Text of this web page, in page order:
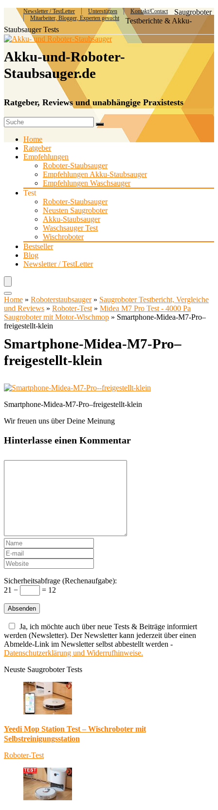
Newsletter / TestLetter Unterstützen
Kontakt/Contact
Mitarbeiter, Blogger, Experten gesucht
Saugroboter
Testberichte & Akku-
Staubsauger Tests
Akku-und-Roboter-
Staubsauger.de
Ratgeber, Reviews und unabhängige Praxistests
Home
Ratgeber
Empfehlungen
Roboter-Staubsauger
Empfehlungen Akku-Staubsauger
Empfehlungen Waschsauger
Test
Roboter-Staubsauger
Neusten Saugroboter
Akku-Staubsauger
Waschsauger Test
Wischroboter
Bestseller
Blog
Newsletter / TestLetter
Home » Roboterstaubsauger» Saugroboter Testbericht, Vergleiche
und Reviews » Roboter-Test » Midea M7 Pro Test - 4000 Pa
Saugroboter mit Motor-Wischmop » Smartphone-Midea-M7-Pro–
freigestellt-klein
Smartphone-Midea-M7-Pro–
freigestellt-klein
Smartphone-Midea-M7-Pro–freigestellt-klein
Wir freuen uns über Deine Meinung
Hinterlasse einen Kommentar
Sicherheitsabfrage (Rechenaufgabe):
21 −
= 12
Ja, ich möchte auch über neue Tests & Beiträge informiert
werden (Newsletter). Der Newsletter kann jederzeit über einen
Abmelde-Link im Newsletter selbst abbestellt werden -
Datenschutzerklärung und Widerrufhinweise.
Neuste Saugroboter Tests
Yeedi Mop Station Test – Wischroboter mit
Selbstreinigungsstation
Roboter-Test